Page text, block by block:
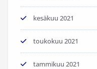
kesäkuu 2021
toukokuu 2021
tammikuu 2021